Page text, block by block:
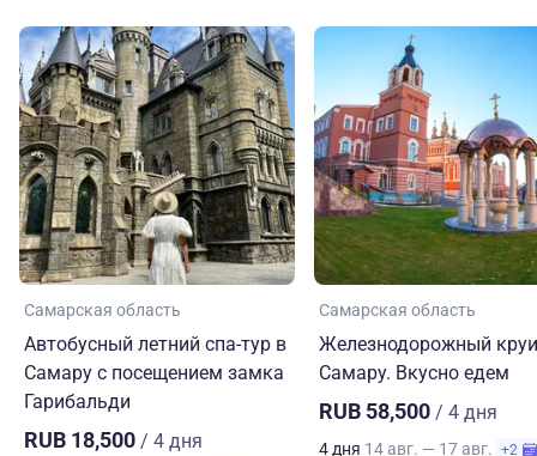
Самарская область
Автобусный летний спа-тур в
Самару с посещением замка
Гарибальди
RUB 18,500 / 4 дня
Самарская область
Железнодорожный
Самару. Вкусно едем
RUB 58,500 / 4 дня
4 дня 14 авг. — 17 авг. +2